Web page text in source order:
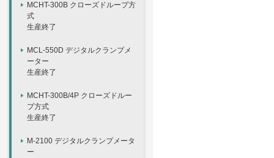
MCHT-300B クローズドループ方
式
生産終了
MCL-550D デジタルクランプメ
ーター
生産終了
MCHT-300B/4P クローズドルー
プ方式
生産終了
M-2100 デジタルクランプメータ
ー